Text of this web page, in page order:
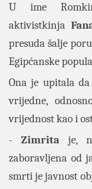
U ime
aktivistkinja
presuda šalje
Egipćanske
Ona je upitala
vrijedne,
vrijednost kao i
-Zimrita je,
zaboravljena od
smrti je javnost